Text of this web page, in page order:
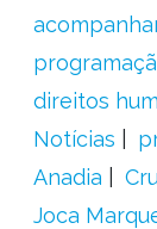
direitos
Notícias
Anadia
Joca